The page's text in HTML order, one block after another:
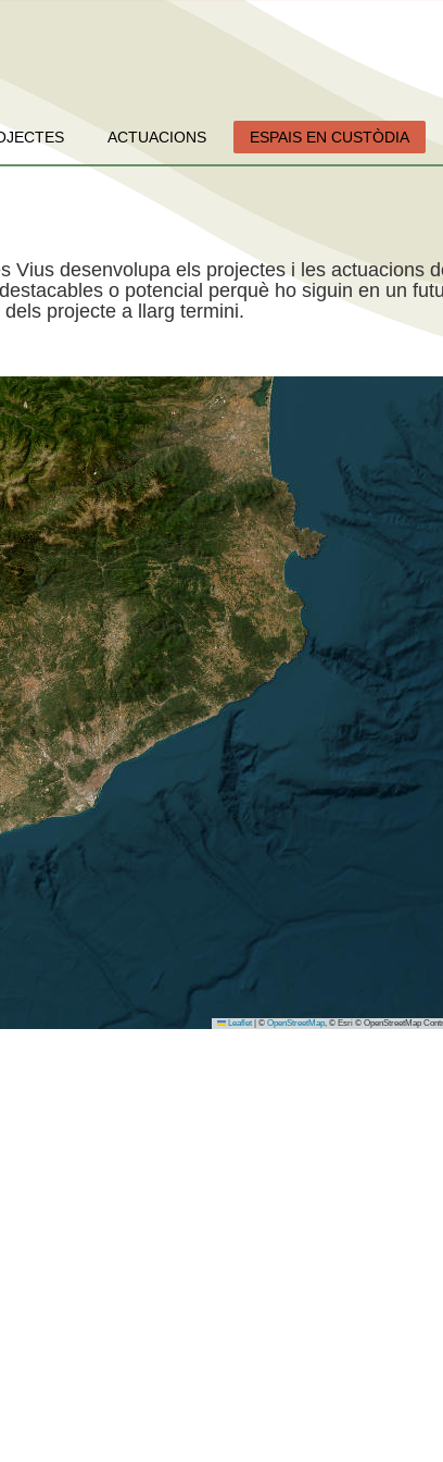
ACTUACIONS ESPAIS EN CUSTÒDIA
Vius desenvolupa els projectes i les actuacions
o potencial perquè ho siguin en un
projecte a llarg termini.
Leaflet © OpenStreetMap, © Esri © OpenStreetMap